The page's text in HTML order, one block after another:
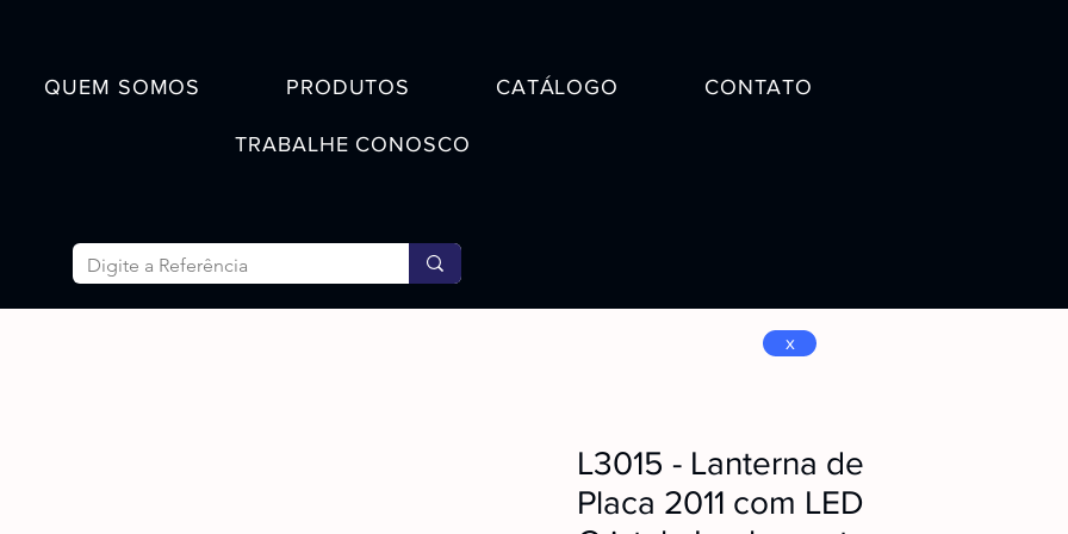
QUEM SOMOS PRODUTOS CATÁLOGO CONTATO
TRABALHE CONOSCO
x
L3015 - Lanterna de
Placa 2011 com LED